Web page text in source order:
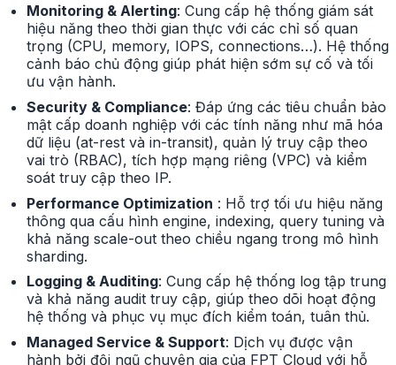
Monitoring & Alerting: Cung cấp hệ thống giám sát
hiệu năng theo thời gian thực với các chỉ số quan
trọng (CPU, memory, IOPS, connections…). Hệ thống
cảnh báo chủ động giúp phát hiện sớm sự cố và tối
ưu vận hành.
Security & Compliance: Đáp ứng các tiêu chuẩn bảo
mật cấp doanh nghiệp với các tính năng như mã hóa
dữ liệu (at-rest và in-transit), quản lý truy cập theo
vai trò (RBAC), tích hợp mạng riêng (VPC) và kiểm
soát truy cập theo IP.
Performance Optimization : Hỗ trợ tối ưu hiệu năng
thông qua cấu hình engine, indexing, query tuning và
khả năng scale-out theo chiều ngang trong mô hình
sharding.
Logging & Auditing: Cung cấp hệ thống log tập trung
và khả năng audit truy cập, giúp theo dõi hoạt động
hệ thống và phục vụ mục đích kiểm toán, tuân thủ.
Managed Service & Support: Dịch vụ được vận
hành bởi đội ngũ chuyên gia của FPT Cloud với hỗ